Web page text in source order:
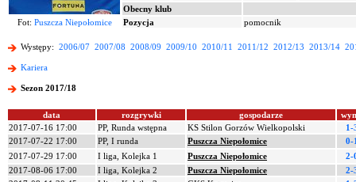
Obecny klub
Fot: Puszcza Niepołomice Pozycja pomocnik
Występy: 2006/07 2007/08 2008/09 2009/10 2010/11 2011/12 2012/13 2013/14
Kariera
Sezon 2017/18
data rozgrywki gospodarze
2017-07-16 17:00
PP, Runda wstępna KS Stilon Gorzów Wielkopolski
1-
2017-07-22 17:00
PP, I runda Puszcza Niepołomice
0-
2017-07-29 17:00
I liga, Kolejka 1 Puszcza Niepołomice
2-
2017-08-06 17:00
I liga, Kolejka 2 Puszcza Niepołomice
2-